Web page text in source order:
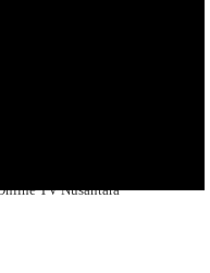
TV Nusantara